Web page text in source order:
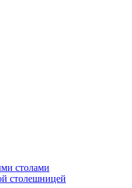
столами
столешницей